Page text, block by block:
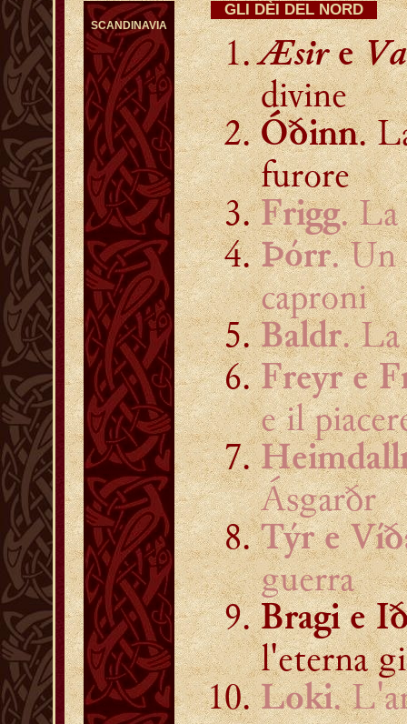
SCANDINAVIA
GLI DÈI DEL NORD
Æsire
divine
Óðinn.
furore
Frigg. La
Þórr. Un
caproni
Baldr. La
Freyr e
e il
Ásgarðr
Týr e
guerra
Bragi e
l'eterna
Loki.